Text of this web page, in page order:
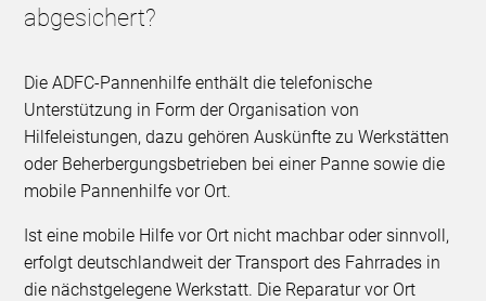
abgesichert?
Die ADFC-Pannenhilfe enthält die telefonische
Unterstützung in Form der Organisation von
Hilfeleistungen, dazu gehören Auskünfte zu Werkstätten
oder Beherbergungsbetrieben bei einer Panne sowie die
mobile Pannenhilfe vor Ort.
Ist eine mobile Hilfe vor Ort nicht machbar oder sinnvoll,
erfolgt deutschlandweit der Transport des Fahrrades in
die nächstgelegene Werkstatt. Die Reparatur vor Ort